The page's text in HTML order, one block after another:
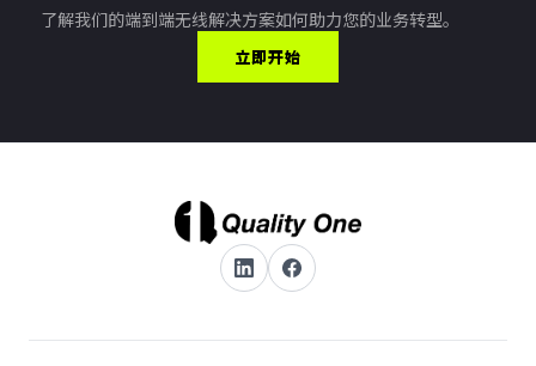
了解我们的端到端无线解决方案如何助力您的业务转型。
立即开始